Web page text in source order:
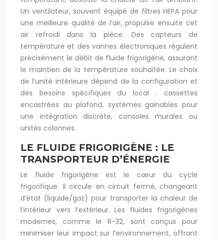
Un ventilateur, souvent équipé de filtres HEPA pour
une meilleure qualité de l’air, propulse ensuite cet
air refroidi dans la pièce. Des capteurs de
température et des vannes électroniques régulent
précisément le débit de fluide frigorigène, assurant
le maintien de la température souhaitée. Le choix
de l’unité intérieure dépend de la configuration et
des besoins spécifiques du local : cassettes
encastrées au plafond, systèmes gainables pour
une intégration discrète, consoles murales ou
unités colonnes.
LE FLUIDE FRIGORIGÈNE : LE
TRANSPORTEUR D’ÉNERGIE
Le fluide frigorigène est le cœur du cycle
frigorifique. Il circule en circuit fermé, changeant
d’état (liquide/gaz) pour transporter la chaleur de
l’intérieur vers l’extérieur. Les fluides frigorigènes
modernes, comme le R-32, sont conçus pour
minimiser leur impact sur l’environnement, offrant